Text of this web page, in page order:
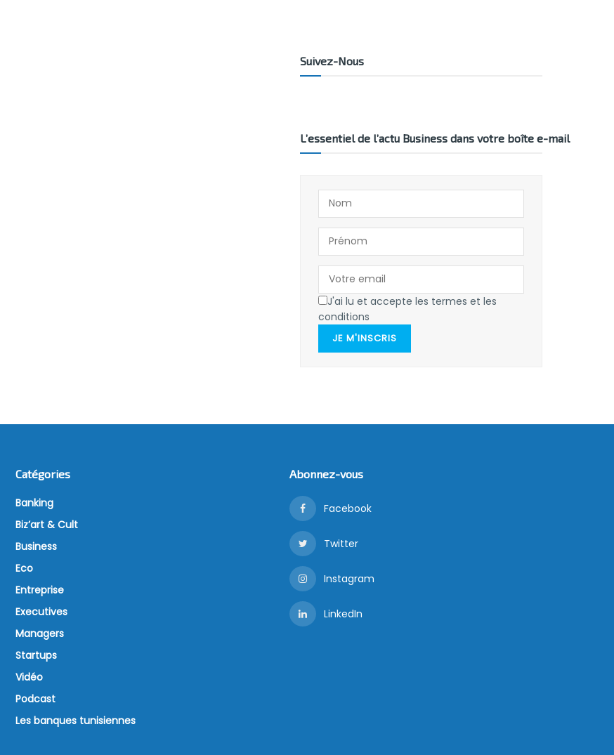
Suivez-Nous
L’essentiel de l’actu Business dans votre boîte e-mail
J'ai lu et accepte les termes et les
conditions
JE M'INSCRIS
Catégories
Banking
Biz’art & Cult
Business
Eco
Entreprise
Executives
Managers
Startups
Vidéo
Podcast
Les banques tunisiennes
Abonnez-vous
Facebook
Twitter
Instagram
LinkedIn